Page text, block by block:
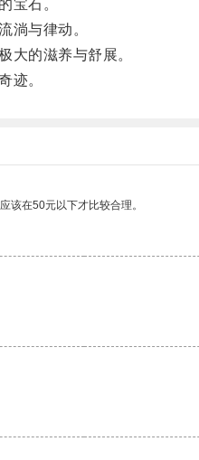
宝石。
与律动。
的滋养与舒展。
迹。
该在50元以下才比较合理。